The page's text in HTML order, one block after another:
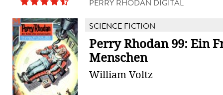
PERRY RHODAN DIGITAL
SCIENCE FICTION
Perry Rhodan 99: Ein
Menschen
William Voltz